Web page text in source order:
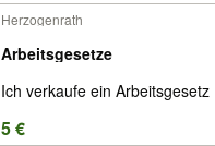
Herzogenrath
Arbeitsgesetze
Ich verkaufe ein Arbeitsgesetz
5 €